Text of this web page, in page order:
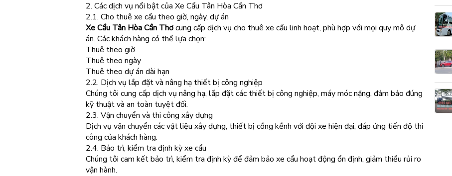
2. Các dịch vụ nổi bật của Xe Cẩu Tân Hòa Cần Thơ
2.1. Cho thuê xe cẩu theo giờ, ngày, dự án
Xe Cẩu Tân Hòa Cần Thơcung cấp dịch vụ cho thuê xe cẩu linh hoạt, phù hợp với mọi quy mô dự
án. Các khách hàng có thể lựa chọn:
Thuê theo giờ
Thuê theo ngày
Thuê theo dự án dài hạn
2.2. Dịch vụ lắp đặt và nâng hạ thiết bị công nghiệp
Chúng tôi cung cấp dịch vụ nâng hạ, lắp đặt các thiết bị công nghiệp, máy móc nặng, đảm bảo đúng
kỹ thuật và an toàn tuyệt đối.
2.3. Vận chuyển và thi công xây dựng
Dịch vụ vận chuyển các vật liệu xây dựng, thiết bị cồng kềnh với đội xe hiện đại, đáp ứng tiến độ thi
công của khách hàng.
2.4. Bảo trì, kiểm tra định kỳ xe cẩu
Chúng tôi cam kết bảo trì, kiểm tra định kỳ để đảm bảo xe cẩu hoạt động ổn định, giảm thiểu rủi ro
vận hành.